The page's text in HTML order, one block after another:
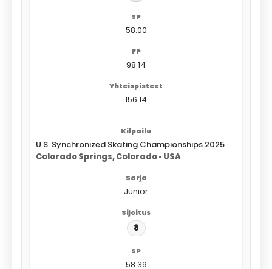
58.00
98.14
156.14
U.S. Synchronized Skating Championships 2025
Colorado Springs, Colorado • USA
Junior
8
58.39